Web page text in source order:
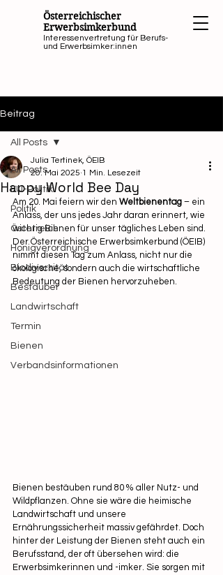
Österreichischer
Erwerbsimkerbund
Interessenvertretung für Berufs-
und Erwerbsimker:innen
Beitrag
All Posts
EU-Politik
Politik
Österreich
Honigverordnung
Biodiversität
Bestäuber
Landwirtschaft
Termin
Bienen
Verbandsinformationen
All Posts
Happy World Bee Day
Julia Tertinek, ÖEIB
20. Mai 2025 1 Min. Lesezeit
Am 20. Mai feiern wir den Weltbienentag – ein
Anlass, der uns jedes Jahr daran erinnert, wie
wichtig Bienen für unser tägliches Leben sind.
Der Österreichische Erwerbsimkerbund (ÖEIB)
nimmt diesen Tag zum Anlass, nicht nur die
ökologische, sondern auch die wirtschaftliche
Bedeutung der Bienen hervorzuheben.
Bienen bestäuben rund 80 % aller Nutz- und
Wildpflanzen. Ohne sie wäre die heimische
Landwirtschaft und unsere
Ernährungssicherheit massiv gefährdet. Doch
hinter der Leistung der Bienen steht auch ein
Berufsstand, der oft übersehen wird: die
Erwerbsimkerinnen und -imker. Sie sorgen mit